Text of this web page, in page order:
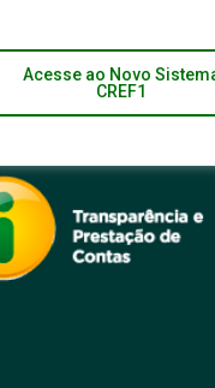
Acesse ao Novo
CREF1
Frio